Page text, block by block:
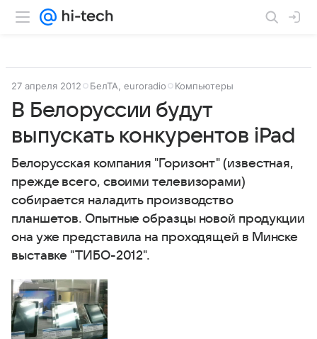
27 апреля 2012 БелТА, euroradio Компьютеры
В Белоруссии будут
выпускать конкурентов iPad
Белорусская компания "Горизонт" (известная,
прежде всего, своими телевизорами)
собирается наладить производство
планшетов. Опытные образцы новой продукции
она уже представила на проходящей в Минске
выставке "ТИБО-2012".